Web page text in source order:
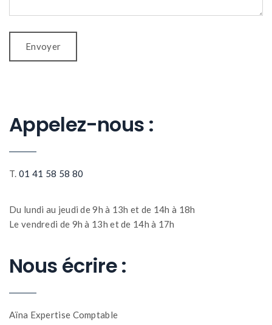
Appelez-nous :
T. 01 41 58 58 80
Du lundi au jeudi de 9h à 13h et de 14h à 18h
Le vendredi de 9h à 13h et de 14h à 17h
Nous écrire :
Aïna Expertise Comptable